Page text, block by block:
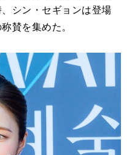
シン・セギョンは登場
賛を集めた。